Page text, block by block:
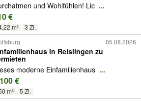
und Wohlfühlen! Lic ...
€
m² 3 Zi.
05.08.2026
in Reislingen zu
moderne Einfamilienhaus ...
€
m² 5 Zi.